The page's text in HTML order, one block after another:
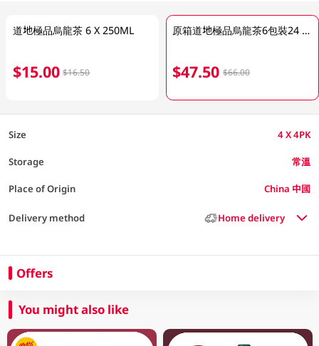
道地極品烏龍茶 6 X 250ML
$15.00 $16.50
原箱道地極品烏龍茶6包裝24 x 250ML
$47.50 $66.00
Size 4 X 4PK
Storage 常溫
Place of Origin China 中國
Delivery method Home delivery
Offers
You might also like